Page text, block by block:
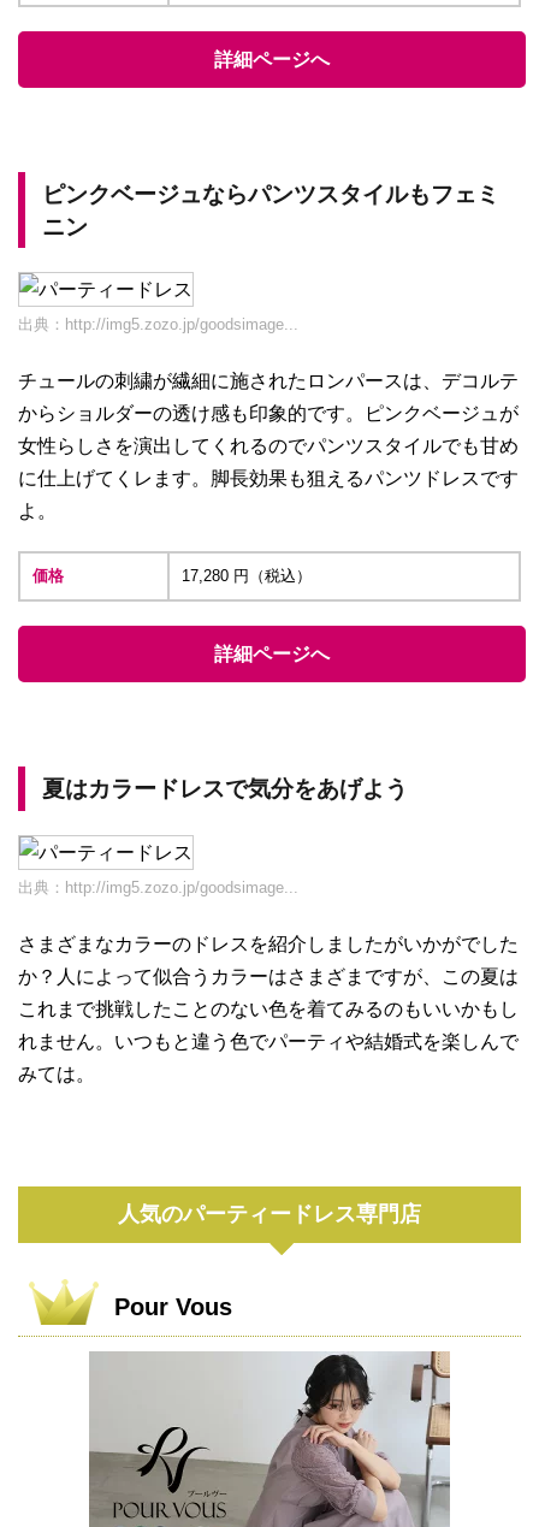
詳細ページへ
ピンクベージュならパンツスタイルもフェミ
ニン
出典： http://img5.zozo.jp/goodsimage...
チュールの刺繍が繊細に施されたロンパースは、デコルテ
からショルダーの透け感も印象的です。ピンクベージュが
女性らしさを演出してくれるのでパンツスタイルでも甘め
に仕上げてくレます。脚長効果も狙えるパンツドレスです
よ。
価格 17,280 円（税込）
詳細ページへ
夏はカラードレスで気分をあげよう
出典： http://img5.zozo.jp/goodsimage...
さまざまなカラーのドレスを紹介しましたがいかがでした
か？人によって似合うカラーはさまざまですが、この夏は
これまで挑戦したことのない色を着てみるのもいいかもし
れません。いつもと違う色でパーティや結婚式を楽しんで
みては。
人気のパーティードレス専門店
Pour Vous